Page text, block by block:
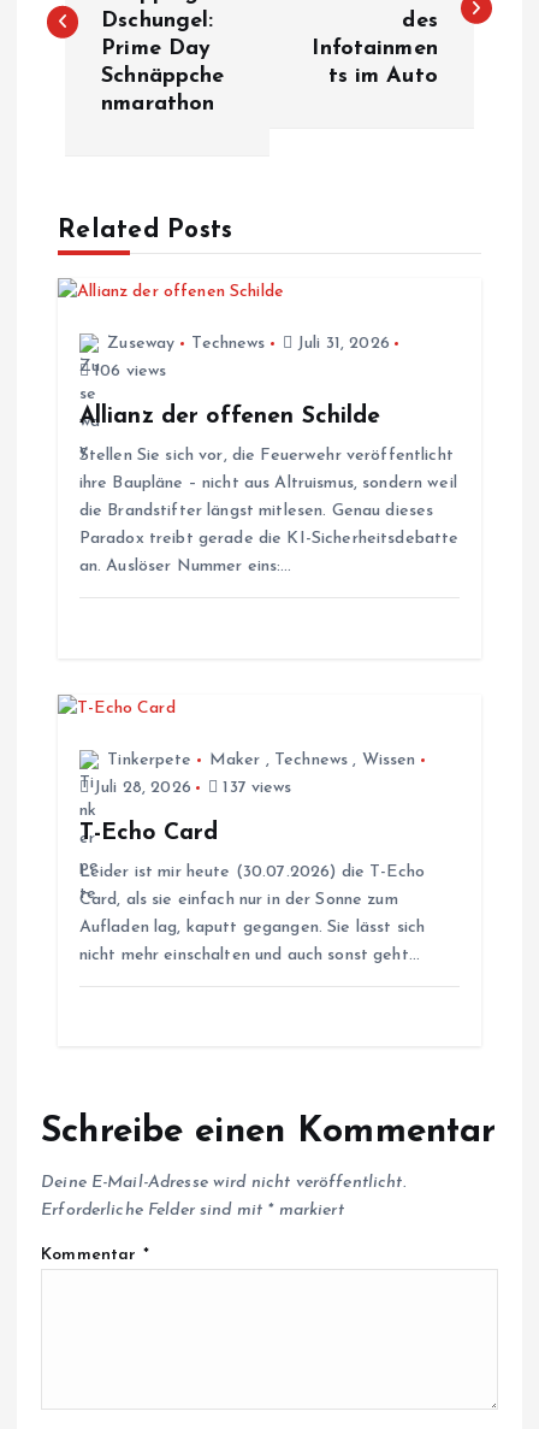
i
a
g
a
Dschungel:
Prime Day
Schnäppche
nmarathon
des
Infotainmen
ts im Auto
Related Posts
Zuseway Technews
Juli 31, 2026
106 views
Allianz der offenen Schilde
Stellen Sie sich vor, die Feuerwehr veröffentlicht
ihre Baupläne – nicht aus Altruismus, sondern weil
die Brandstifter längst mitlesen. Genau dieses
Paradox treibt gerade die KI-Sicherheitsdebatte
an. Auslöser Nummer eins:…
Tinkerpete Maker , Technews , Wissen
Juli 28, 2026
137 views
T-Echo Card
Leider ist mir heute (30.07.2026) die T-Echo
Card, als sie einfach nur in der Sonne zum
Aufladen lag, kaputt gegangen. Sie lässt sich
nicht mehr einschalten und auch sonst geht…
Schreibe einen Kommentar
Deine E-Mail-Adresse wird nicht veröffentlicht.
Erforderliche Felder sind mit *markiert
Kommentar *